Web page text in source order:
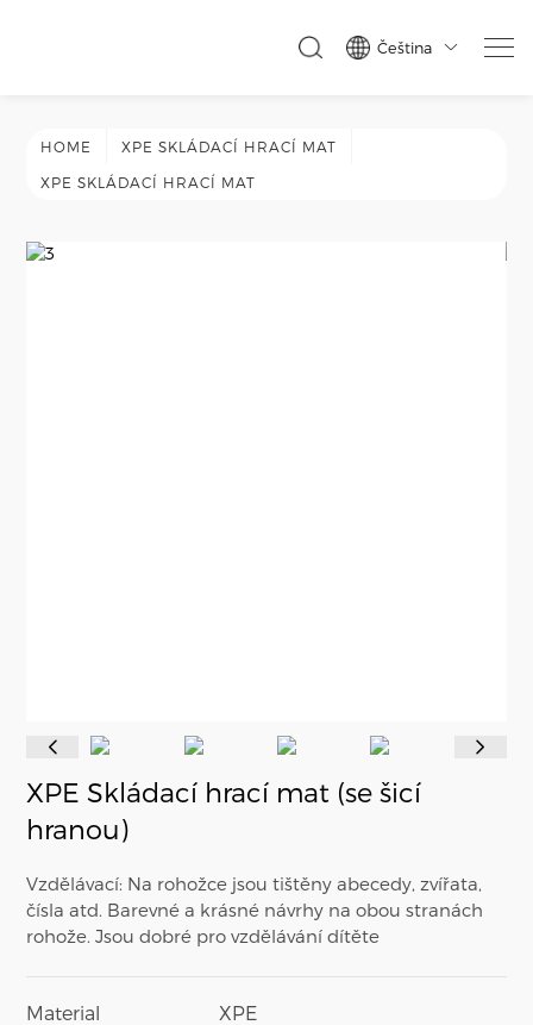
Čeština 
HOME XPE SKLÁDACÍ HRACÍ MAT
XPE SKLÁDACÍ HRACÍ MAT
XPE Skládací hrací mat (se šicí
hranou)
Vzdělávací: Na rohožce jsou tištěny abecedy, zvířata,
čísla atd. Barevné a krásné návrhy na obou stranách
rohože. Jsou dobré pro vzdělávání dítěte
Material XPE